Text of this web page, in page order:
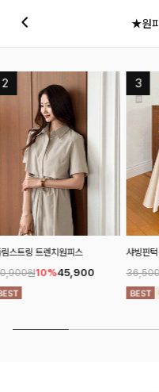
★원
샤빙핀턱 카라원피스+스트랩SET
36,500원10%32,900
[하
원